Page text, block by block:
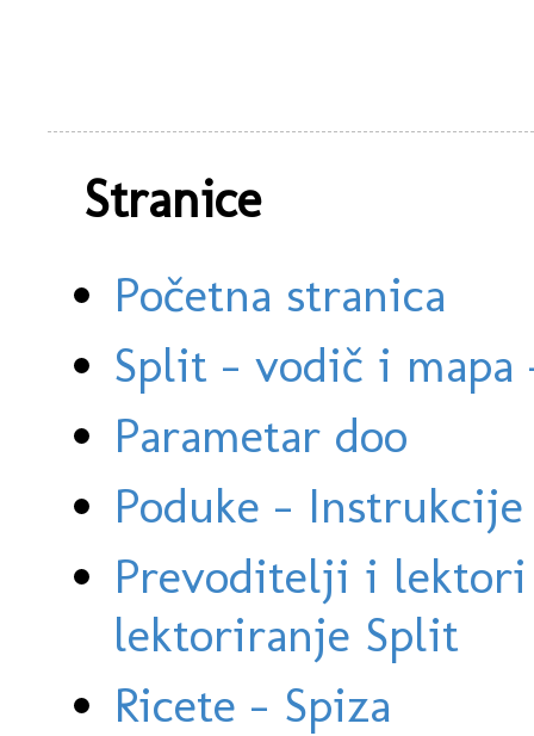
Stranice
Početna stranica
Split - vodič i
Parametar doo
Poduke -
Prevoditelji i
lektoriranje Split
Ricete - Spiza